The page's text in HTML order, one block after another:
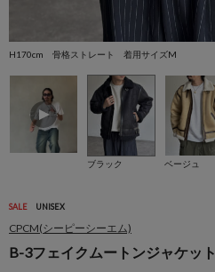
H170cm 骨格ストレート 着用サイズM
ブラック ベージュ
SALE UNISEX
CPCM(シーピーシーエム)
B-3フェイクムートンジャケット